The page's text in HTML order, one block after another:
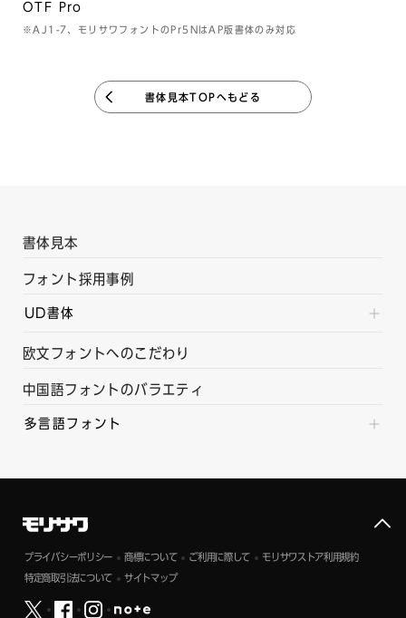
OTF Pro
※AJ1-7、モリサワフォントのPr5NはAP版書体のみ対応
書体見本TOPへもどる
書体見本
フォント採用事例
UD書体
欧文フォントへのこだわり
中国語フォントのバラエティ
多言語フォント
プライバシーポリシー 商標について ご利用に際して モリサワストア利用規約
特定商取引法について サイトマップ